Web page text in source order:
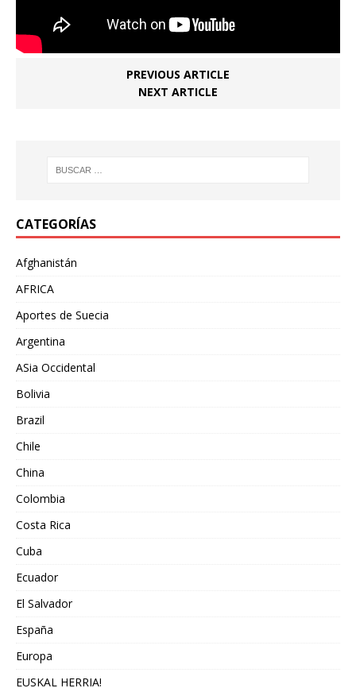
PREVIOUS ARTICLE
NEXT ARTICLE
CATEGORÍAS
Afghanistán
AFRICA
Aportes de Suecia
Argentina
ASia Occidental
Bolivia
Brazil
Chile
China
Colombia
Costa Rica
Cuba
Ecuador
El Salvador
España
Europa
EUSKAL HERRIA!